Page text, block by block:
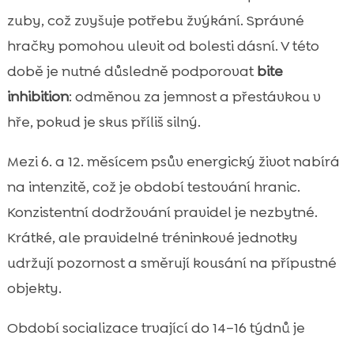
zuby, což zvyšuje potřebu žvýkání. Správné
hračky pomohou ulevit od bolesti dásní. V této
době je nutné důsledně podporovatbite
inhibition: odměnou za jemnost a přestávkou v
hře, pokud je skus příliš silný.
Mezi 6. a 12. měsícem psův energický život nabírá
na intenzitě, což je období testování hranic.
Konzistentní dodržování pravidel je nezbytné.
Krátké, ale pravidelné tréninkové jednotky
udržují pozornost a směrují kousání na přípustné
objekty.
Období socializace trvající do 14–16 týdnů je